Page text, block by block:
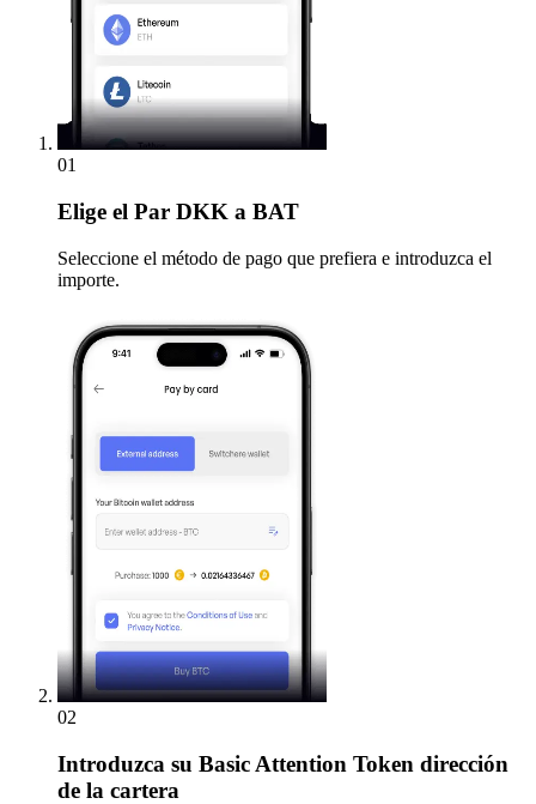
01
Elige el Par DKK a BAT
Seleccione el método de pago que prefiera e introduzca el
importe.
02
Introduzca su Basic Attention Token dirección
de la cartera